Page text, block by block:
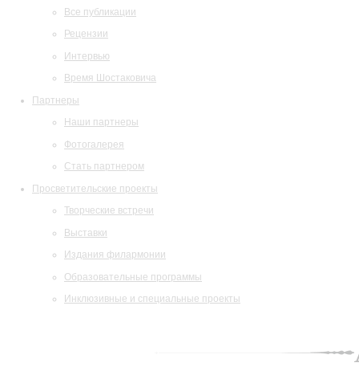
Все публикации
Рецензии
Интервью
Время Шостаковича
Партнеры
Наши партнеры
Фотогалерея
Стать партнером
Просветительские проекты
Творческие встречи
Выставки
Издания филармонии
Образовательные программы
Инклюзивные и специальные проекты